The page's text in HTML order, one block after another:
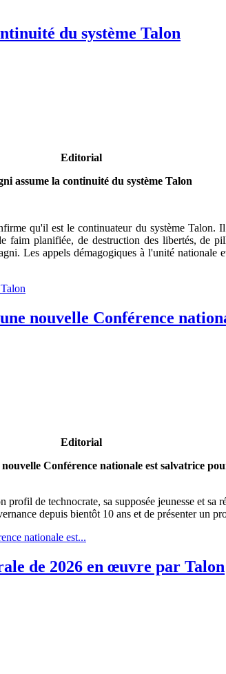
du système Talon
Editorial
assume la continuité du système Talon
qu'il est le continuateur du système Talon.
planifiée, de destruction des libertés, de
Les appels démagogiques à l'unité
nouvelle Conférence
Editorial
nouvelle Conférence nationale est salvatrice
de technocrate, sa supposée jeunesse et sa
depuis bientôt 10 ans et de présenter un
nationale est...
de 2026 en œuvre par Talon